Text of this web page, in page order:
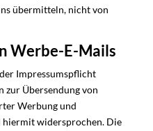
übermitteln, nicht von
Werbe-E-Mails
Impressumspflicht
Übersendung von
Werbung und
widersprochen. Die